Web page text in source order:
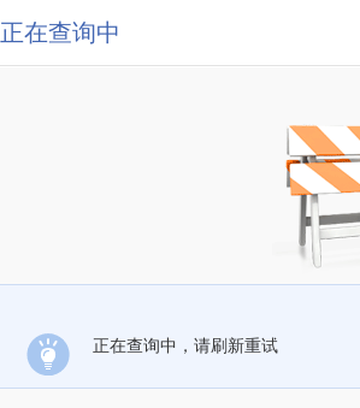
正在查询中
正在查询中，请刷新重试